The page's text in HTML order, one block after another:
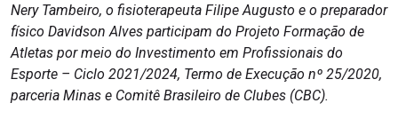
Nery Tambeiro, o fisioterapeuta Filipe Augusto e o preparador
físico Davidson Alves participam do Projeto Formação de
Atletas por meio do Investimento em Profissionais do
Esporte – Ciclo 2021/2024, Termo de Execução nº 25/2020,
parceria Minas e Comitê Brasileiro de Clubes (CBC).